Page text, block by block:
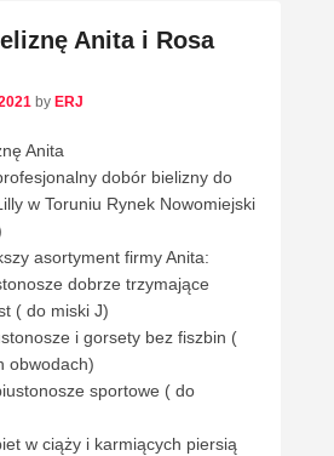
Anita i Rosa
by ERJ
dobór bielizny do
w Toruniu Rynek Nowomiejski
asortyment firmy Anita:
dobrze trzymające
( do miski J)
i gorsety bez fiszbin (
obwodach)
sportowe ( do
w ciąży i karmiących piersią